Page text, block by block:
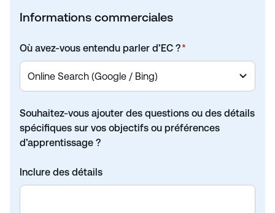
Informations commerciales
Où avez-vous entendu parler d’EC ?*
Souhaitez-vous ajouter des questions ou des détails
spécifiques sur vos objectifs ou préférences
d’apprentissage ?
Inclure des détails